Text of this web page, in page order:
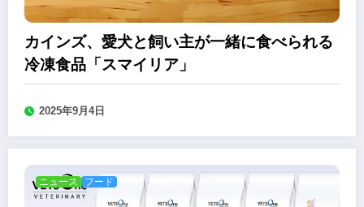
カインズ、愛犬と飼い主が一緒に食べられる
冷凍食品「スマイリア」
2025年9月4日
ニュース フード